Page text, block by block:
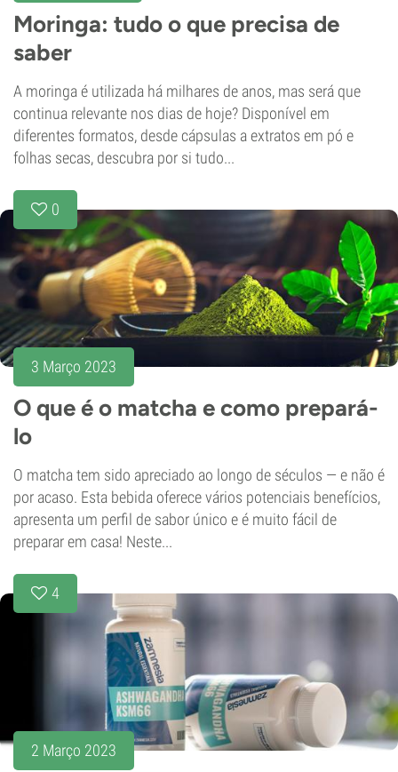
Moringa: tudo o que precisa de
saber
A moringa é utilizada há milhares de anos, mas será que
continua relevante nos dias de hoje? Disponível em
diferentes formatos, desde cápsulas a extratos em pó e
folhas secas, descubra por si tudo...
0
3 Março 2023
O que é o matcha e como prepará-
lo
O matcha tem sido apreciado ao longo de séculos — e não é
por acaso. Esta bebida oferece vários potenciais benefícios,
apresenta um perfil de sabor único e é muito fácil de
preparar em casa! Neste...
4
2 Março 2023